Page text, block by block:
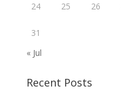
24 25 26
31
« Jul
Recent Posts